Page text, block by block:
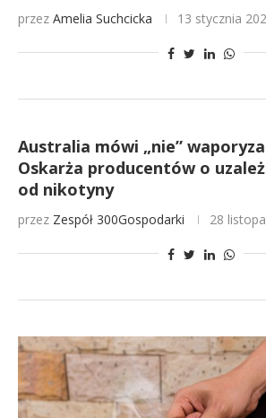
przez Amelia Suchcicka 13 stycznia
Australia mówi „nie”
Oskarża producentów o
od nikotyny
przez Zespół 300Gospodarki 28